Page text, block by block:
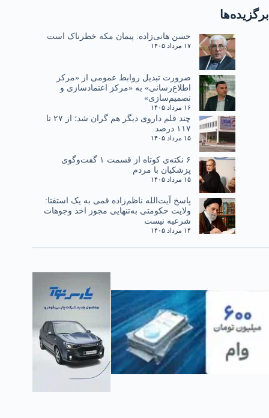
برگزیده‌ها
حسن هانی‌زاده: پیمان مکه خطرناک است
۱۷ مرداد ۱۴۰۵
ضرورت تبدیل روابط عمومی از «مرکز
اطلاع‌رسانی» به «مرکز اعتمادسازی و
تصمیم‌سازی»
۱۶ مرداد ۱۴۰۵
چند قلم داروی دیگر هم گران شد؛ از ۲۷ تا
۱۱۷ درصد
۱۵ مرداد ۱۴۰۵
۶ نکته‌ی کوتاه از قسمت ۱ گفت‌وگوی
پزشکیان با مردم
۱۵ مرداد ۱۴۰۵
پاسخ آیت‌الله ناظم‌زاده قمی به یک استفتا:
ولایت حکومتی به‌تنهایی مجوز اخذ وجوهات
شرعیه نیست
۱۴ مرداد ۱۴۰۵